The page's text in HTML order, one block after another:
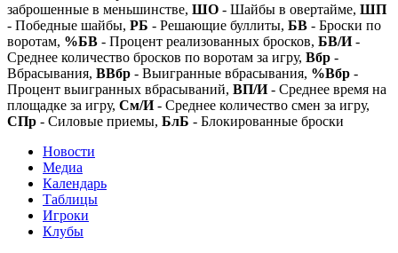
заброшенные в меньшинстве, ШО - Шайбы в овертайме, ШП
- Победные шайбы, РБ - Решающие буллиты, БВ - Броски по
воротам, %БВ - Процент реализованных бросков, БВ/И-
Среднее количество бросков по воротам за игру, Вбр -
Вбрасывания, ВВбр - Выигранные вбрасывания, %Вбр -
Процент выигранных вбрасываний, ВП/И- Среднее время на
площадке за игру, См/И- Среднее количество смен за игру,
СПр - Силовые приемы, БлБ - Блокированные броски
Новости
Медиа
Календарь
Таблицы
Игроки
Клубы